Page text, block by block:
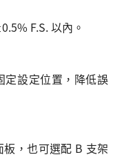
F.S. 以內。
定設定位置，降低誤
，也可選配 B 支架